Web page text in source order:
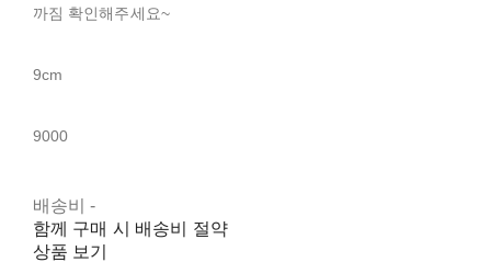
까짐 확인해주세요~
9cm
9000
배송비-
함께 구매 시 배송비 절약
상품 보기